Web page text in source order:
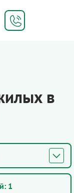
в
1